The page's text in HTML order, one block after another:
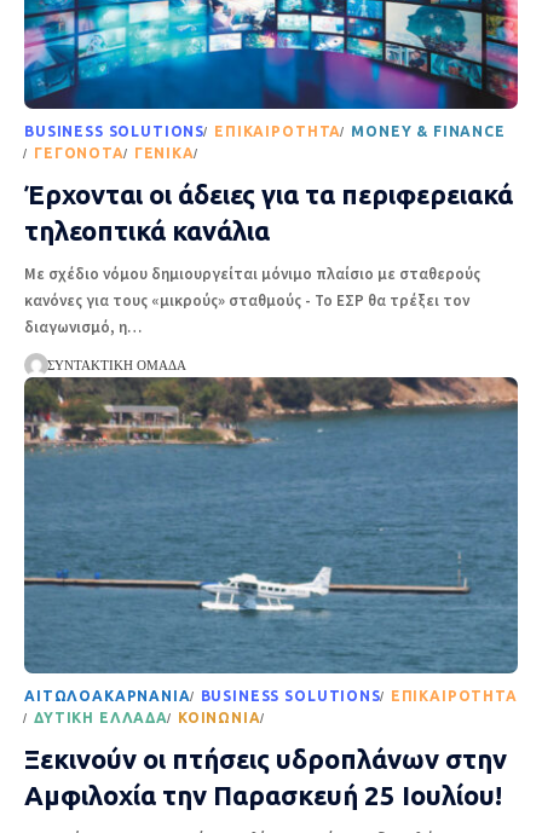
BUSINESS SOLUTIONS EΠΙΚΑΙΡΌΤΗΤΑ
MONEY & FINANCE
ΓΕΓΟΝΌΤΑ
ΓΕΝΙΚΆ
Έρχονται οι άδειες για τα περιφερειακά
τηλεοπτικά κανάλια
Με σχέδιο νόμου δημιουργείται μόνιμο πλαίσιο με σταθερούς
κανόνες για τους «μικρούς» σταθμούς - Το ΕΣΡ θα τρέξει τον
διαγωνισμό, η…
ΣΥΝΤΑΚΤΙΚΉ ΟΜΆΔΑ
AΙΤΩΛΟΑΚΑΡΝΑΝΊΑ BUSINESS SOLUTIONS
EΠΙΚΑΙΡΌΤΗΤΑ
ΔΥΤΙΚΉ ΕΛΛΆΔΑ
ΚΟΙΝΩΝΊΑ
Ξεκινούν οι πτήσεις υδροπλάνων στην
Αμφιλοχία την Παρασκευή 25 Ιουλίου!